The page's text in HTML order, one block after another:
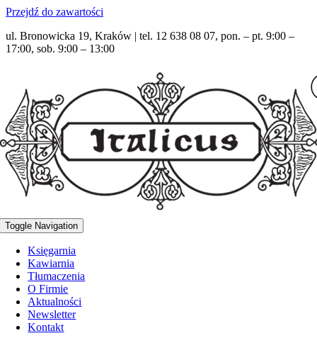
Przejdź do zawartości
ul. Bronowicka 19, Kraków | tel. 12 638 08 07, pon. – pt. 9:00 –
17:00, sob. 9:00 – 13:00
Toggle Navigation
Księgarnia
Kawiarnia
Tłumaczenia
O Firmie
Aktualności
Newsletter
Kontakt